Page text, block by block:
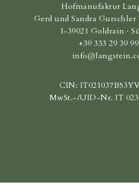
Hofmanufaktur
Gerd und Sandra Gurschler
I-39021 Goldrain ·
+39 333 29 39
CIN:
MwSt.-/UID-Nr. IT